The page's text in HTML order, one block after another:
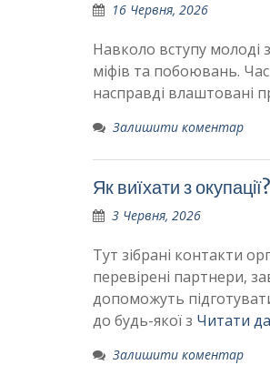
16 Червня, 2026
Навколо вступу молоді
міфів та побоювань.
насправді влаштовані
Залишити коментар
Як виїхати з
3 Червня, 2026
Тут зібрані контакти
перевірені партнери,
допоможуть
до будь-якої з Читати
Залишити коментар